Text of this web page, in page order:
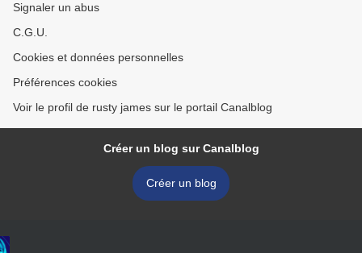
Signaler un abus
C.G.U.
Cookies et données personnelles
Préférences cookies
Voir le profil de rusty james sur le portail Canalblog
Créer un blog sur Canalblog
Créer un blog